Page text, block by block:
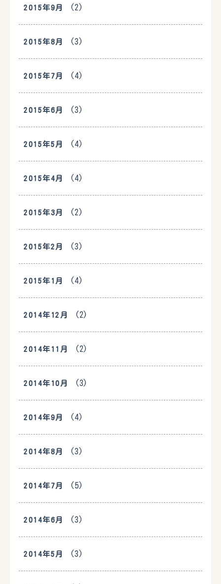
2015年9月 (2)
2015年8月 (3)
2015年7月 (4)
2015年6月 (3)
2015年5月 (4)
2015年4月 (4)
2015年3月 (2)
2015年2月 (3)
2015年1月 (4)
2014年12月 (2)
2014年11月 (2)
2014年10月 (3)
2014年9月 (4)
2014年8月 (3)
2014年7月 (5)
2014年6月 (3)
2014年5月 (3)